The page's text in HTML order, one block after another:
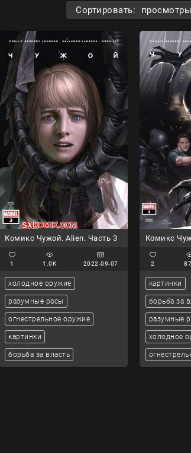
Сортировать: просмотры
Комикс Чужой. Alien. Часть 3
1 1.0K 2022-09-07
холодное оружие
разумные расы
огнестрельное оружие
картинки
борьба за власть
Комикс
2
картинки
борьба за
разумные
холодное